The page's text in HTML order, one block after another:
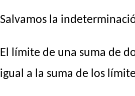
Salvamos la
El límite de una suma de
igual a la suma de los